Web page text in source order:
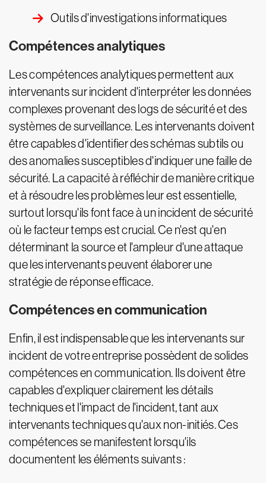
Outils d'investigations informatiques
Compétences analytiques
Les compétences analytiques permettent aux
intervenants sur incident d'interpréter les données
complexes provenant des logs de sécurité et des
systèmes de surveillance. Les intervenants doivent
être capables d'identifier des schémas subtils ou
des anomalies susceptibles d'indiquer une faille de
sécurité. La capacité à réfléchir de manière critique
et à résoudre les problèmes leur est essentielle,
surtout lorsqu'ils font face à un incident de sécurité
où le facteur temps est crucial. Ce n'est qu'en
déterminant la source et l'ampleur d'une attaque
que les intervenants peuvent élaborer une
stratégie de réponse efficace.
Compétences en communication
Enfin, il est indispensable que les intervenants sur
incident de votre entreprise possèdent de solides
compétences en communication. Ils doivent être
capables d'expliquer clairement les détails
techniques et l'impact de l'incident, tant aux
intervenants techniques qu'aux non-initiés. Ces
compétences se manifestent lorsqu'ils
documentent les éléments suivants :